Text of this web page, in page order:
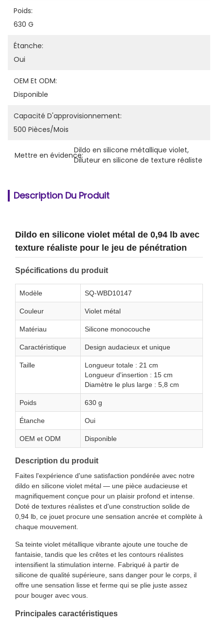
Poids:
630 G
Étanche:
Oui
OEM Et ODM:
Disponible
Capacité D'approvisionnement:
500 Pièces/mois
Mettre en évidence:
Dildo en silicone métallique violet,
Diluteur en silicone de texture réaliste
Description Du Produit
Dildo en silicone violet métal de 0,94 lb avec
texture réaliste pour le jeu de pénétration
Spécifications du produit
Modèle SQ-WBD10147
Couleur Violet métal
Matériau Silicone monocouche
Caractéristique Design audacieux et unique
Taille
Longueur totale : 21 cm
Longueur d'insertion : 15 cm
Diamètre le plus large : 5,8 cm
Poids 630 g
Étanche Oui
OEM et ODM Disponible
Description du produit
Faites l'expérience d'une satisfaction pondérée avec notre
dildo en silicone violet métal — une pièce audacieuse et
magnifiquement conçue pour un plaisir profond et intense.
Doté de textures réalistes et d'une construction solide de
0,94 lb, ce jouet procure une sensation ancrée et complète à
chaque mouvement.
Sa teinte violet métallique vibrante ajoute une touche de
fantaisie, tandis que les crêtes et les contours réalistes
intensifient la stimulation interne. Fabriqué à partir de
silicone de qualité supérieure, sans danger pour le corps, il
offre une sensation lisse et ferme qui se plie juste assez
pour bouger avec vous.
Principales caractéristiques